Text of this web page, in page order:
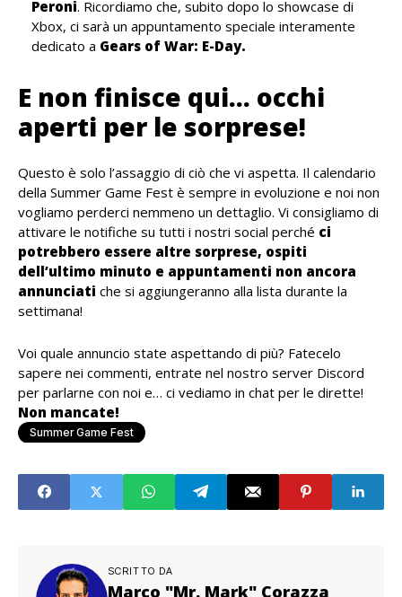
Peroni. Ricordiamo che, subito dopo lo showcase di
Xbox, ci sarà un appuntamento speciale interamente
dedicato a Gears of War: E-Day.
E non finisce qui… occhi
aperti per le sorprese!
Questo è solo l’assaggio di ciò che vi aspetta. Il calendario
della Summer Game Fest è sempre in evoluzione e noi non
vogliamo perderci nemmeno un dettaglio. Vi consigliamo di
attivare le notifiche su tutti i nostri social perché ci
potrebbero essere altre sorprese, ospiti
dell’ultimo minuto e appuntamenti non ancora
annunciati che si aggiungeranno alla lista durante la
settimana!
Voi quale annuncio state aspettando di più? Fatecelo
sapere nei commenti, entrate nel nostro server Discord
per parlarne con noi e… ci vediamo in chat per le dirette!
Non mancate!
Summer Game Fest
SCRITTO DA
Marco "Mr. Mark" Corazza